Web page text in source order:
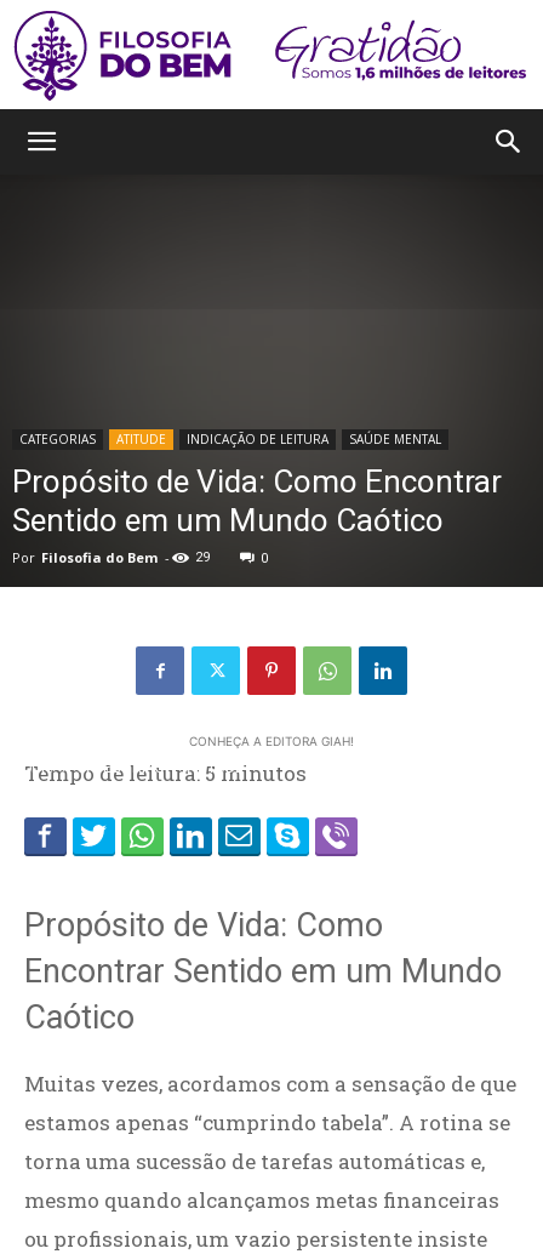
Home CATEGORIAS ATITUDE
CATEGORIAS ATITUDE INDICAÇÃO DE LEITURA SAÚDE MENTAL
Propósito de Vida: Como Encontrar
Sentido em um Mundo Caótico
Por Filosofia do Bem - 29 0
CONHEÇA A EDITORA GIAH!
Tempo de leitura: 5 minutos
Propósito de Vida: Como
Encontrar Sentido em um Mundo
Caótico
Muitas vezes, acordamos com a sensação de que
estamos apenas “cumprindo tabela”. A rotina se
torna uma sucessão de tarefas automáticas e,
mesmo quando alcançamos metas financeiras
ou profissionais, um vazio persistente insiste